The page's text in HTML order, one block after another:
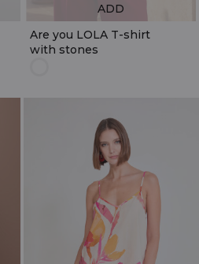
Are you LOLA T-shirt
with stones
ADD